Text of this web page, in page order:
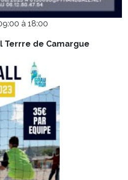
à 18:00
Terrre de Camargue